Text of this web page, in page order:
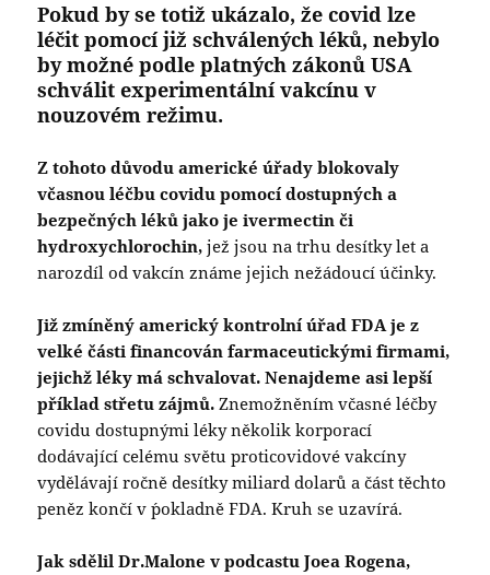
Pokud by se totiž ukázalo, že covid lze
léčit pomocí již schválených léků, nebylo
by možné podle platných zákonů USA
schválit experimentální vakcínu v
nouzovém režimu.
Z tohoto důvodu americké úřady blokovaly
včasnou léčbu covidu pomocí dostupných a
bezpečných léků jako je ivermectin či
hydroxychlorochin, jež jsou na trhu desítky let a
narozdíl od vakcín známe jejich nežádoucí účinky.
Již zmíněný americký kontrolní úřad FDA je z
velké části financován farmaceutickými firmami,
jejichž léky má schvalovat. Nenajdeme asi lepší
příklad střetu zájmů.Znemožněním včasné léčby
covidu dostupnými léky několik korporací
dodávající celému světu proticovidové vakcíny
vydělávají ročně desítky miliard dolarů a část těchto
peněz končí v ´pokladně FDA. Kruh se uzavírá.
Jak sdělil Dr.Malone v podcastu Joea Rogena,